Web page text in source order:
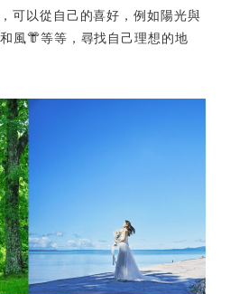
可以從自己的喜好，例如陽光與
風👘等等，尋找自己理想的地